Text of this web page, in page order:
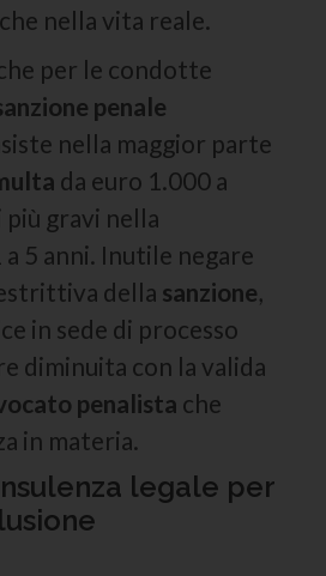
nella vita reale.
per le condotte
penale
nella maggior parte
da euro 1.000 a
più gravi nella
5 anni. Inutile negare
della sanzione,
in sede di processo
diminuita con la valida
penalista che
in materia.
legale per